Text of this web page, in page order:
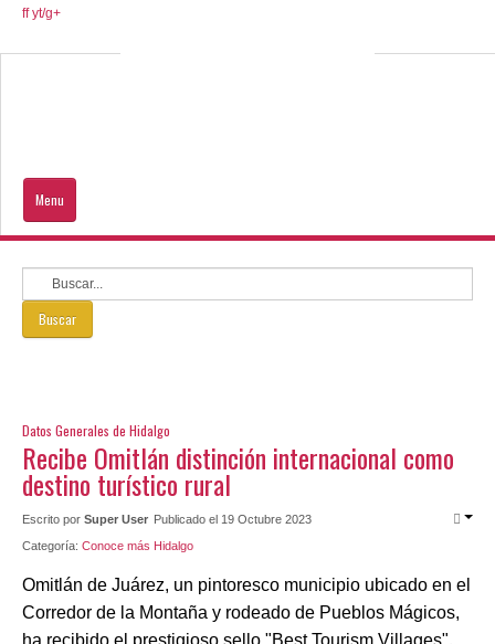
ff yt/g+
Menu
Hidalgo
Ayuda al turista
DE TU INTERÉS
Contacto
Buscar
Datos Generales de Hidalgo
Recibe Omitlán distinción internacional como
destino turístico rural
Escrito por Super User Publicado el 19 Octubre 2023
Categoría: Conoce más Hidalgo
Omitlán de Juárez, un pintoresco municipio ubicado en el
Corredor de la Montaña y rodeado de Pueblos Mágicos,
ha recibido el prestigioso sello "Best Tourism Villages",